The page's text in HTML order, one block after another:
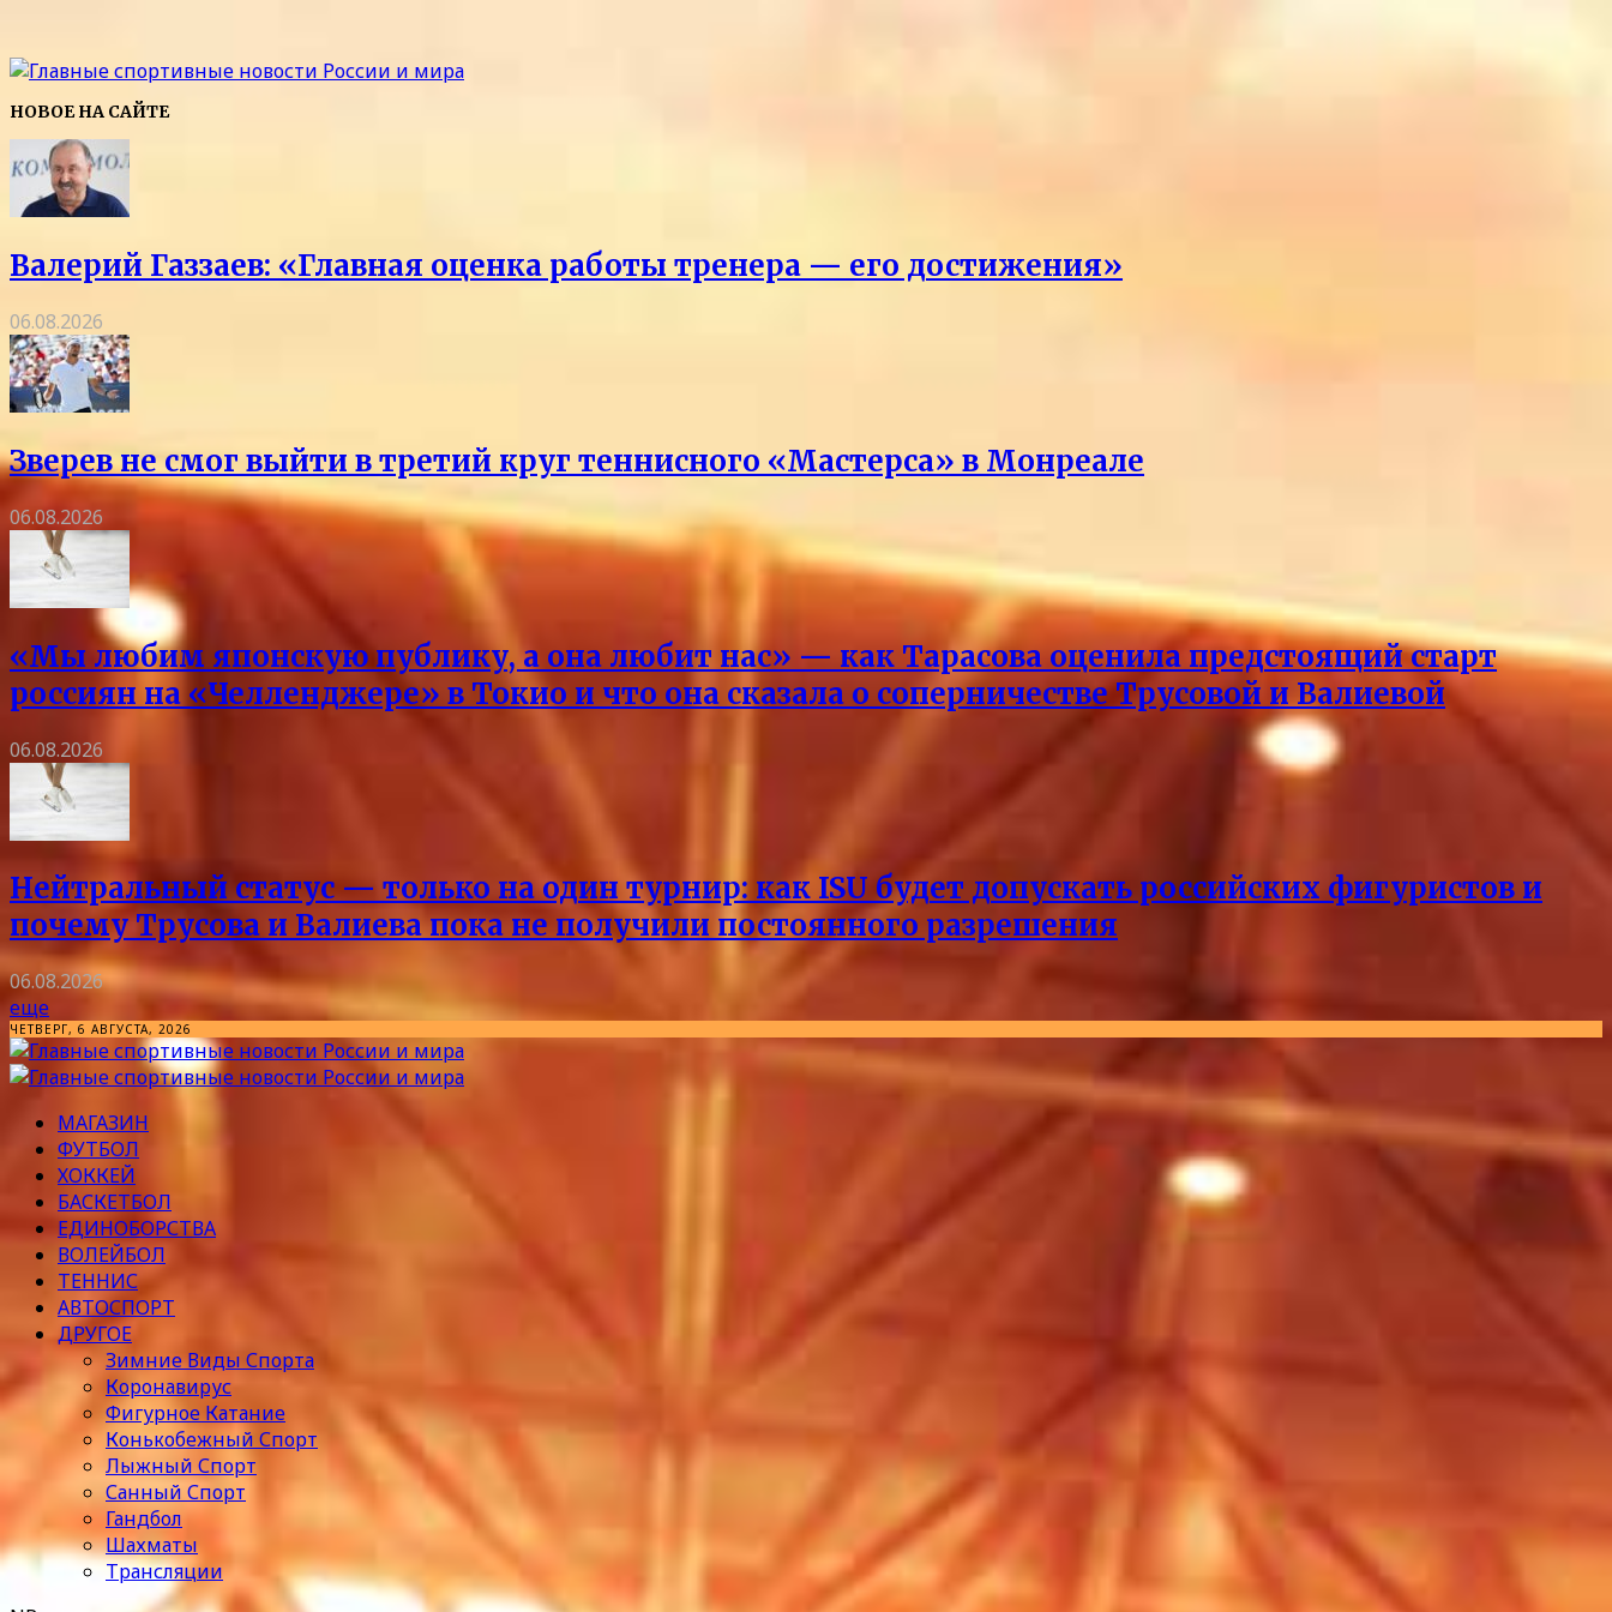
НОВОЕ НА САЙТЕ
Валерий Газзаев: «Главная оценка работы тренера — его достижения»
06.08.2026
Зверев не смог выйти в третий круг теннисного «Мастерса» в Монреале
06.08.2026
«Мы любим японскую публику, а она любит нас» — как Тарасова оценила предстоящий старт
россиян на «Челленджере» в Токио и что она сказала о соперничестве Трусовой и Валиевой
06.08.2026
Нейтральный статус — только на один турнир: как ISU будет допускать российских фигуристов и
почему Трусова и Валиева пока не получили постоянного разрешения
06.08.2026
еще
ЧЕТВЕРГ, 6 АВГУСТА, 2026
МАГАЗИН
ФУТБОЛ
ХОККЕЙ
БАСКЕТБОЛ
ЕДИНОБОРСТВА
ВОЛЕЙБОЛ
ТЕННИС
АВТОСПОРТ
ДРУГОЕ
Зимние Виды Спорта
Коронавирус
Фигурное Катание
Конькобежный Спорт
Лыжный Спорт
Санный Спорт
Гандбол
Шахматы
Трансляции